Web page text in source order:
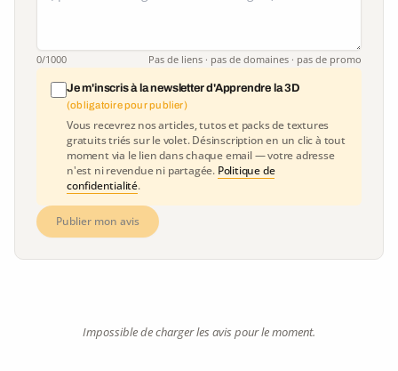
0/1000 Pas de liens · pas de domaines · pas de promo
Je m'inscris à la newsletter d'Apprendre la 3D
(obligatoire pour publier)
Vous recevrez nos articles, tutos et packs de textures
gratuits triés sur le volet. Désinscription en un clic à tout
moment via le lien dans chaque email — votre adresse
n'est ni revendue ni partagée. Politique de
confidentialité.
Publier mon avis
Impossible de charger les avis pour le moment.